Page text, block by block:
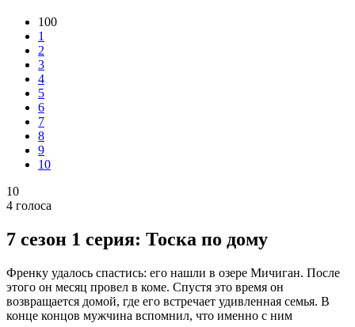
100
1
2
3
4
5
6
7
8
9
10
10
4 голоса
7 сезон 1 серия: Тоска по дому
Френку удалось спастись: его нашли в озере Мичиган. После
этого он месяц провел в коме. Спустя это время он
возвращается домой, где его встречает удивленная семья. В
конце концов мужчина вспомнил, что именно с ним